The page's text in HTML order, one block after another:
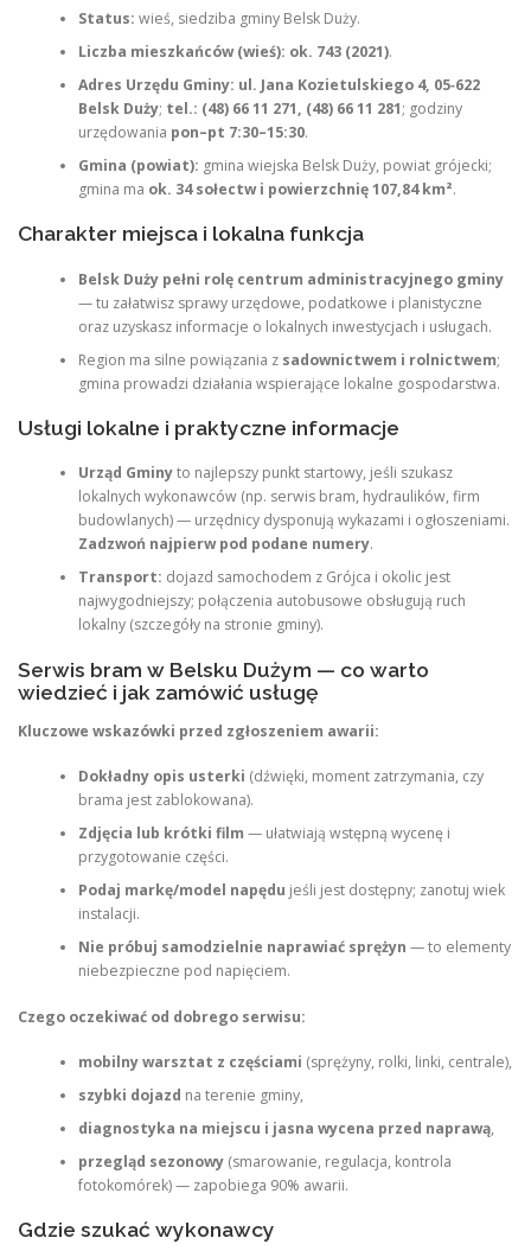
Status: wieś, siedziba gminy Belsk Duży.
Liczba mieszkańców (wieś): ok. 743 (2021).
Adres Urzędu Gminy: ul. Jana Kozietulskiego 4, 05‑622
Belsk Duży; tel.: (48) 66 11 271, (48) 66 11 281; godziny
urzędowania pon–pt 7:30–15:30.
Gmina (powiat): gmina wiejska Belsk Duży, powiat grójecki;
gmina ma ok. 34 sołectw i powierzchnię 107,84 km².
Charakter miejsca i lokalna funkcja
Belsk Duży pełni rolę centrum administracyjnego gminy
— tu załatwisz sprawy urzędowe, podatkowe i planistyczne
oraz uzyskasz informacje o lokalnych inwestycjach i usługach.
Region ma silne powiązania z sadownictwem i rolnictwem;
gmina prowadzi działania wspierające lokalne gospodarstwa.
Usługi lokalne i praktyczne informacje
Urząd Gminyto najlepszy punkt startowy, jeśli szukasz
lokalnych wykonawców (np. serwis bram, hydraulików, firm
budowlanych) — urzędnicy dysponują wykazami i ogłoszeniami.
Zadzwoń najpierw pod podane numery.
Transport: dojazd samochodem z Grójca i okolic jest
najwygodniejszy; połączenia autobusowe obsługują ruch
lokalny (szczegóły na stronie gminy).
Serwis bram w Belsku Dużym — co warto
wiedzieć i jak zamówić usługę
Kluczowe wskazówki przed zgłoszeniem awarii:
Dokładny opis usterki (dźwięki, moment zatrzymania, czy
brama jest zablokowana).
Zdjęcia lub krótki film — ułatwiają wstępną wycenę i
przygotowanie części.
Podaj markę/model napędu jeśli jest dostępny; zanotuj wiek
instalacji.
Nie próbuj samodzielnie naprawiać sprężyn — to elementy
niebezpieczne pod napięciem.
Czego oczekiwać od dobrego serwisu:
mobilny warsztat z częściami (sprężyny, rolki, linki, centrale),
szybki dojazd na terenie gminy,
diagnostyka na miejscu i jasna wycena przed naprawą,
przegląd sezonowy(smarowanie, regulacja, kontrola
fotokomórek) — zapobiega 90% awarii.
Gdzie szukać wykonawcy